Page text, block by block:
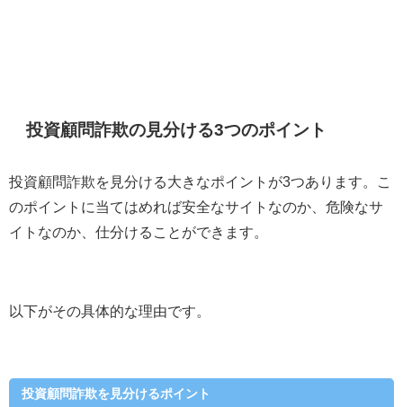
投資顧問詐欺の見分ける3つのポイント
投資顧問詐欺を見分ける大きなポイントが3つあります。こ
のポイントに当てはめれば安全なサイトなのか、危険なサ
イトなのか、仕分けることができます。
以下がその具体的な理由です。
投資顧問詐欺を見分けるポイント